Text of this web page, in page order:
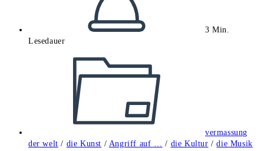
3 Min.
Lesedauer
vermassung
der welt / die Kunst / Angriff auf … / die Kultur / die Musik